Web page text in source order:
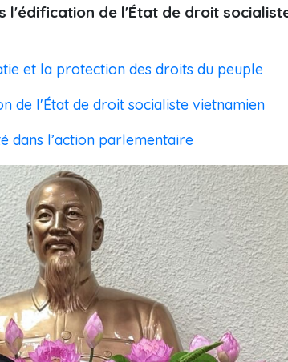
l'édification de l'État de droit
et la protection des droits du peuple
de l'État de droit socialiste vietnamien
dans l’action parlementaire